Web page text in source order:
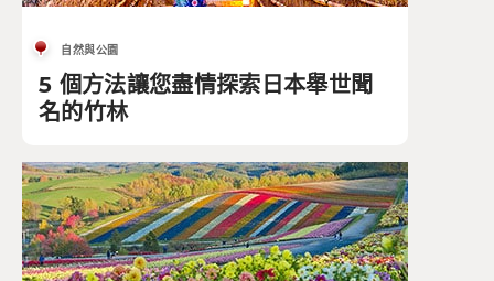
自然與公園
5 個方法讓您盡情探索日本舉世聞
名的竹林